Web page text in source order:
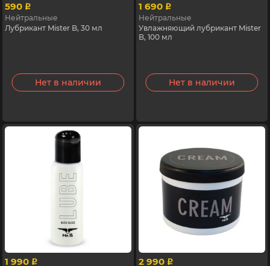
590 p
Нейтральные
Лубрикант Mister B, 30 мл
Нет в наличии
1 690 p
Нейтральные
Увлажняющий лубрикант Mister
B, 100 мл
Нет в наличии
1 990 p 2 990 p